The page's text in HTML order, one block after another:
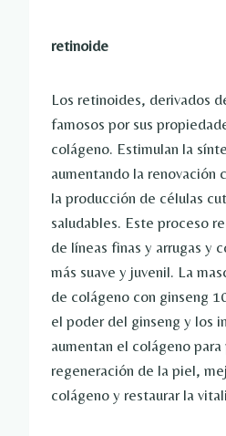
retinoide
Los retinoides, derivados
famosos por sus
colágeno. Estimulan la
aumentando la renovación
la producción de células
saludables. Este proceso
de líneas finas y arrugas y
más suave y juvenil. La
de colágeno con ginseng
el poder del ginseng y los
aumentan el colágeno
regeneración de la piel,
colágeno y restaurar la